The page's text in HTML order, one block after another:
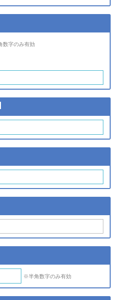
だいた商品・サービス名、氏
名、氏名カナ、郵便番号、住
号、メールアドレス、勤務先
名、所属部署名、アンケート
紙またはデータファイルによ
③当該情報の提供先
株式会社日経BPマーケティ
ト
氏名、氏名カナ、メールアド
レス、勤務先名、所属部署
②提供の手段又は方法
る提供。
よびｂの場合はスキル診断シ
管理します。皆さまからお申
の開示を行います。また、内容
あったときは、その内容を確認
・変更・訂正または削除等を行
数字のみ有効
※半角数字のみ有効